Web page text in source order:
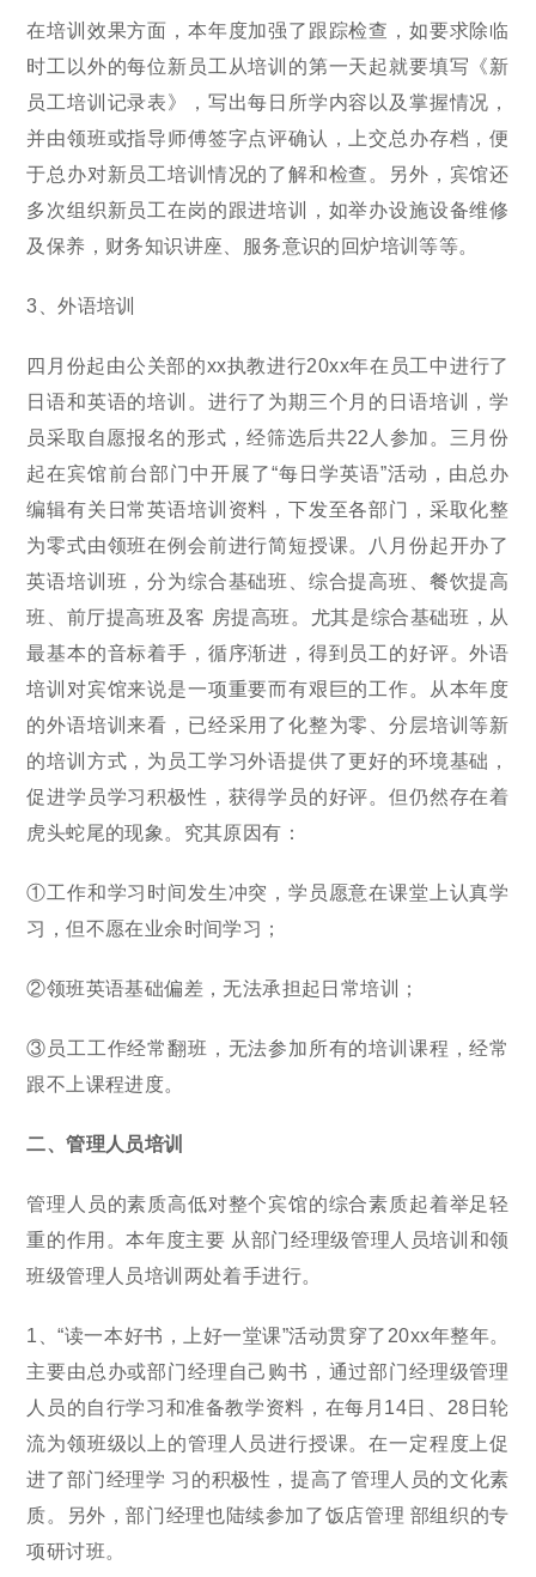
在培训效果方面，本年度加强了跟踪检查，如要求除临
时工以外的每位新员工从培训的第一天起就要填写《新
员工培训记录表》，写出每日所学内容以及掌握情况，
并由领班或指导师傅签字点评确认，上交总办存档，便
于总办对新员工培训情况的了解和检查。另外，宾馆还
多次组织新员工在岗的跟进培训，如举办设施设备维修
及保养，财务知识讲座、服务意识的回炉培训等等。
3、外语培训
四月份起由公关部的xx执教进行20xx年在员工中进行了
日语和英语的培训。进行了为期三个月的日语培训，学
员采取自愿报名的形式，经筛选后共22人参加。三月份
起在宾馆前台部门中开展了“每日学英语”活动，由总办
编辑有关日常英语培训资料，下发至各部门，采取化整
为零式由领班在例会前进行简短授课。八月份起开办了
英语培训班，分为综合基础班、综合提高班、餐饮提高
班、前厅提高班及客 房提高班。尤其是综合基础班，从
最基本的音标着手，循序渐进，得到员工的好评。外语
培训对宾馆来说是一项重要而有艰巨的工作。从本年度
的外语培训来看，已经采用了化整为零、分层培训等新
的培训方式，为员工学习外语提供了更好的环境基础，
促进学员学习积极性，获得学员的好评。但仍然存在着
虎头蛇尾的现象。究其原因有：
①工作和学习时间发生冲突，学员愿意在课堂上认真学
习，但不愿在业余时间学习；
②领班英语基础偏差，无法承担起日常培训；
③员工工作经常翻班，无法参加所有的培训课程，经常
跟不上课程进度。
二、管理人员培训
管理人员的素质高低对整个宾馆的综合素质起着举足轻
重的作用。本年度主要 从部门经理级管理人员培训和领
班级管理人员培训两处着手进行。
1、“读一本好书，上好一堂课”活动贯穿了20xx年整年。
主要由总办或部门经理自己购书，通过部门经理级管理
人员的自行学习和准备教学资料，在每月14日、28日轮
流为领班级以上的管理人员进行授课。在一定程度上促
进了部门经理学 习的积极性，提高了管理人员的文化素
质。另外，部门经理也陆续参加了饭店管理 部组织的专
项研讨班。